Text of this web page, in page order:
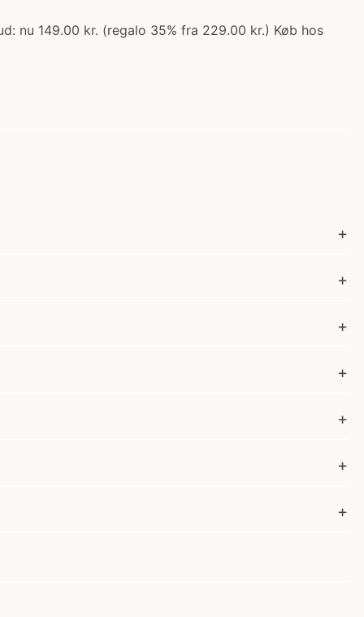
nu 149.00 kr. (regalo 35% fra 229.00 kr.) Køb hos